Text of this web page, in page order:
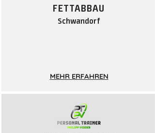
FETTABBAU
Schwandorf
MEHR ERFAHREN